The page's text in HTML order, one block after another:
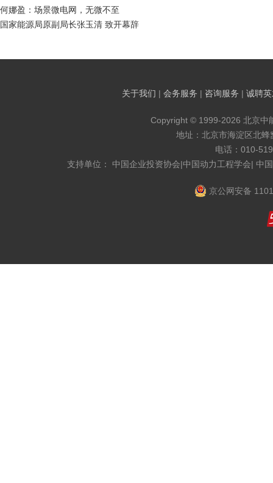
何娜盈：场景微电网，无微不至
国家能源局原副局长张玉清 致开幕辞
关于我们 | 会务服务 | 咨询服务 | 诚聘
Copyright © 1999-2026 北京中
地址：北京市海淀区北
电话：010-
支持单位： 中国企业投资协会|中国动力工程学会| 中
京公网安备